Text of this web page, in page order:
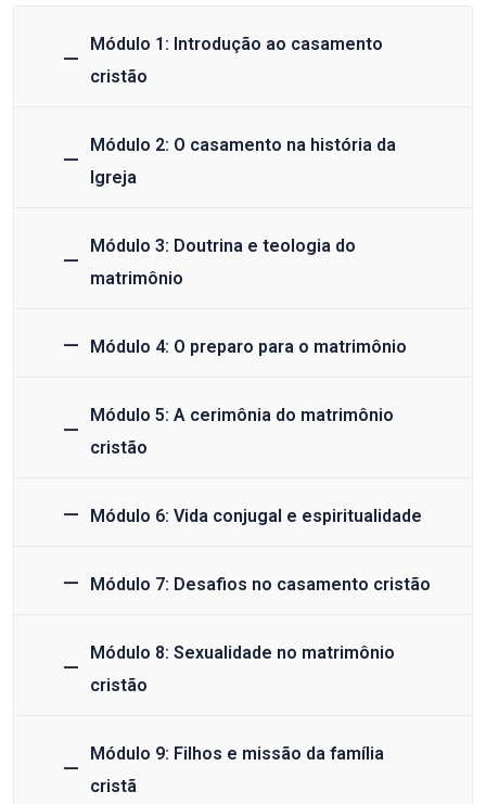
Módulo 1: Introdução ao casamento
cristão
Módulo 2: O casamento na história da
Igreja
Módulo 3: Doutrina e teologia do
matrimônio
Módulo 4: O preparo para o matrimônio
Módulo 5: A cerimônia do matrimônio
cristão
Módulo 6: Vida conjugal e espiritualidade
Módulo 7: Desafios no casamento cristão
Módulo 8: Sexualidade no matrimônio
cristão
Módulo 9: Filhos e missão da família
cristã